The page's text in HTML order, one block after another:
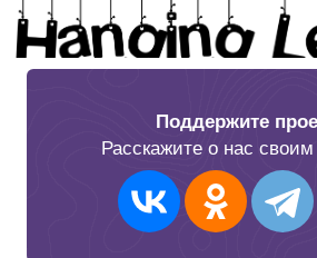
Поддержите
Расскажите о нас